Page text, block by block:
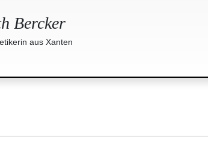
Bercker
aus Xanten